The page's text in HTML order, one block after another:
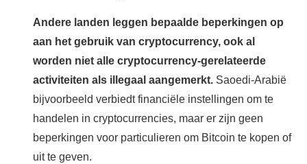
Andere landen leggen bepaalde beperkingen op
aan het gebruik van cryptocurrency, ook al
worden niet alle cryptocurrency-gerelateerde
activiteiten als illegaal aangemerkt. Saoedi-Arabië
bijvoorbeeld verbiedt financiële instellingen om te
handelen in cryptocurrencies, maar er zijn geen
beperkingen voor particulieren om Bitcoin te kopen of
uit te geven.